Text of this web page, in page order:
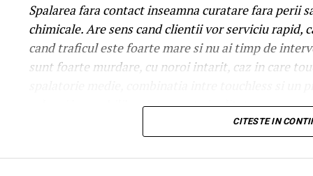
Spalarea fara contact inseamna curatare fara perii
chimicale. Are sens cand clientii vor serviciu rapid,
cand traficul este foarte mare si nu ai timp de
sunt foarte murdare, cu noroi intarit, caz in care
cel mai bun echilibru intre cost si calitate.
Ce trebuie sa contina o spuma
CITESTE IN